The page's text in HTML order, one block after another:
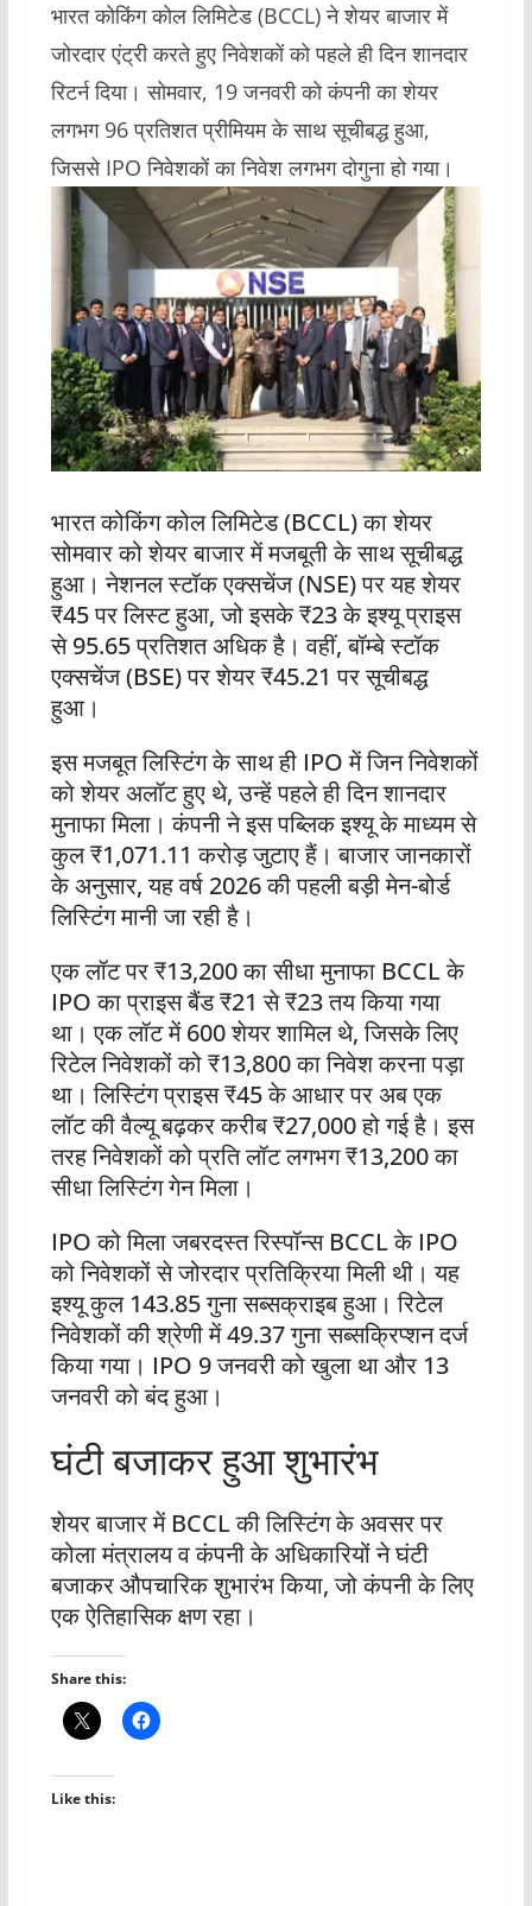
भारत कोकिंग कोल लिमिटेड (BCCL) ने शेयर बाजार में
जोरदार एंट्री करते हुए निवेशकों को पहले ही दिन शानदार
रिटर्न दिया। सोमवार, 19 जनवरी को कंपनी का शेयर
लगभग 96 प्रतिशत प्रीमियम के साथ सूचीबद्ध हुआ,
जिससे IPO निवेशकों का निवेश लगभग दोगुना हो गया।
भारत कोकिंग कोल लिमिटेड (BCCL) का शेयर
सोमवार को शेयर बाजार में मजबूती के साथ सूचीबद्ध
हुआ। नेशनल स्टॉक एक्सचेंज (NSE) पर यह शेयर
₹45 पर लिस्ट हुआ, जो इसके ₹23 के इश्यू प्राइस
से 95.65 प्रतिशत अधिक है। वहीं, बॉम्बे स्टॉक
एक्सचेंज (BSE) पर शेयर ₹45.21 पर सूचीबद्ध
हुआ।
इस मजबूत लिस्टिंग के साथ ही IPO में जिन निवेशकों
को शेयर अलॉट हुए थे, उन्हें पहले ही दिन शानदार
मुनाफा मिला। कंपनी ने इस पब्लिक इश्यू के माध्यम से
कुल ₹1,071.11 करोड़ जुटाए हैं। बाजार जानकारों
के अनुसार, यह वर्ष 2026 की पहली बड़ी मेन-बोर्ड
लिस्टिंग मानी जा रही है।
एक लॉट पर ₹13,200 का सीधा मुनाफा BCCL के
IPO का प्राइस बैंड ₹21 से ₹23 तय किया गया
था। एक लॉट में 600 शेयर शामिल थे, जिसके लिए
रिटेल निवेशकों को ₹13,800 का निवेश करना पड़ा
था। लिस्टिंग प्राइस ₹45 के आधार पर अब एक
लॉट की वैल्यू बढ़कर करीब ₹27,000 हो गई है। इस
तरह निवेशकों को प्रति लॉट लगभग ₹13,200 का
सीधा लिस्टिंग गेन मिला।
IPO को मिला जबरदस्त रिस्पॉन्स BCCL के IPO
को निवेशकों से जोरदार प्रतिक्रिया मिली थी। यह
इश्यू कुल 143.85 गुना सब्सक्राइब हुआ। रिटेल
निवेशकों की श्रेणी में 49.37 गुना सब्सक्रिप्शन दर्ज
किया गया। IPO 9 जनवरी को खुला था और 13
जनवरी को बंद हुआ।
घंटी बजाकर हुआ शुभारंभ
शेयर बाजार में BCCL की लिस्टिंग के अवसर पर
कोला मंत्रालय व कंपनी के अधिकारियों ने घंटी
बजाकर औपचारिक शुभारंभ किया, जो कंपनी के लिए
एक ऐतिहासिक क्षण रहा।
Share this:
Like this: